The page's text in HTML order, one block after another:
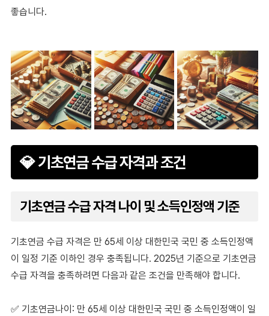
좋습니다.
💎 기초연금 수급 자격과 조건
기초연금 수급 자격 나이 및 소득인정액 기준
기초연금 수급 자격은 만 65세 이상 대한민국 국민 중 소득인정액
이 일정 기준 이하인 경우 충족됩니다. 2025년 기준으로 기초연금
수급 자격을 충족하려면 다음과 같은 조건을 만족해야 합니다.
✅ 기초연금나이: 만 65세 이상 대한민국 국민 중 소득인정액이 일